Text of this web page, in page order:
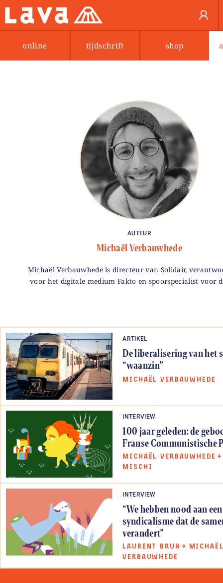
online tijdschrift shop
AUTEUR
Michaël Verbauwhede
Michaël Verbauwhede is directeur van Solidair,
voor het digitale medium Fakto en spoorspecialist voor
ARTIKEL
De liberalisering van het
“waanzin”
MICHAËL VERBAUWHEDE
INTERVIEW
100 jaar geleden: de
Franse Communistische
MICHAËL VERBAUWHEDE +
MISCHI
INTERVIEW
“We hebben nood aan een
syndicalisme dat de
verandert”
LAURENT BRUN +
VERBAUWHEDE